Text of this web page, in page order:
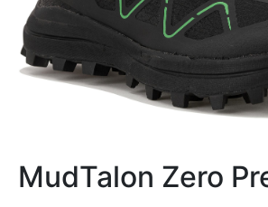
MudTalon Zero